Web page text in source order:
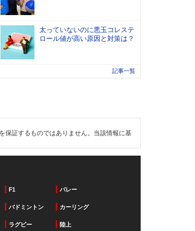
太っていないのに悪玉コレステ
ロール値が高い原因と対策は？
記事一覧
保証するものではありません。当該情報に基
F1 バレー
バドミントン カーリング
ラグビー 陸上